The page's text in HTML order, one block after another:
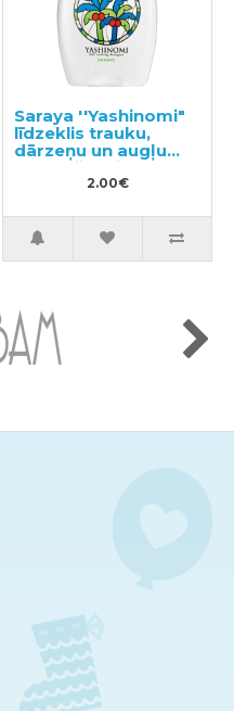
Saraya ''Yashinomi"
līdzeklis trauku,
dārzeņu un augļu
mazgāšanai,
paraugs 50ml
2.00€